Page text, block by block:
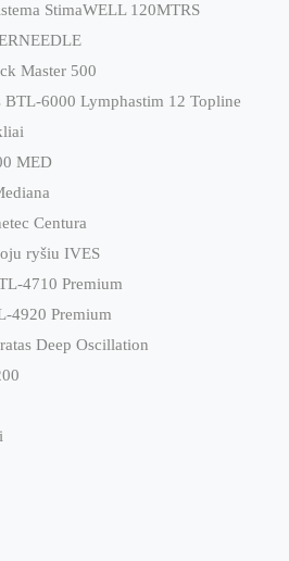
StimaWELL 120MTRS
Master 500
BTL-6000 Lymphastim 12 Topline
MED
Centura
ryšiu IVES
4710 Premium
4920 Premium
Deep Oscillation